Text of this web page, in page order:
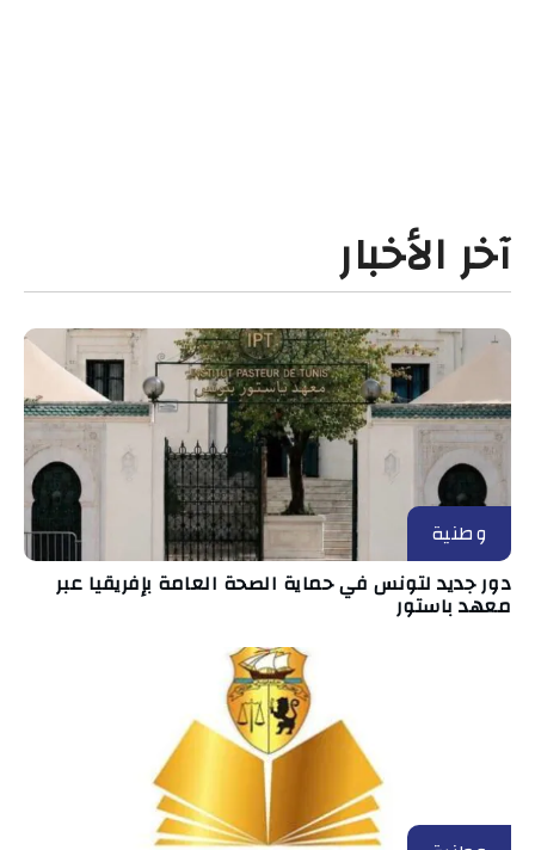
آخر الأخبار
وطنية
دور جديد لتونس في حماية الصحة العامة بإفريقيا عبر
معهد باستور